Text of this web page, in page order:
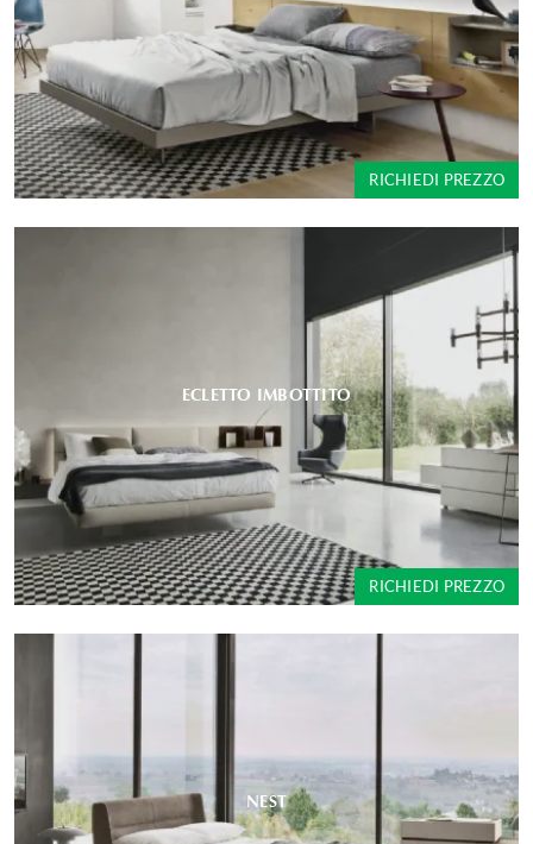
RICHIEDI PREZZO
ECLETTO IMBOTTITO
RICHIEDI PREZZO
NEST